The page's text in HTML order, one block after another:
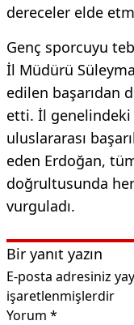
dereceler elde
Genç sporcuyu
İl Müdürü
edilen başarıdan
etti. İl genelindeki
uluslararası
eden Erdoğan,
doğrultusunda
vurguladı.
Bir yanıt yazın
E-posta adresiniz
işaretlenmişlerdir
Yorum *